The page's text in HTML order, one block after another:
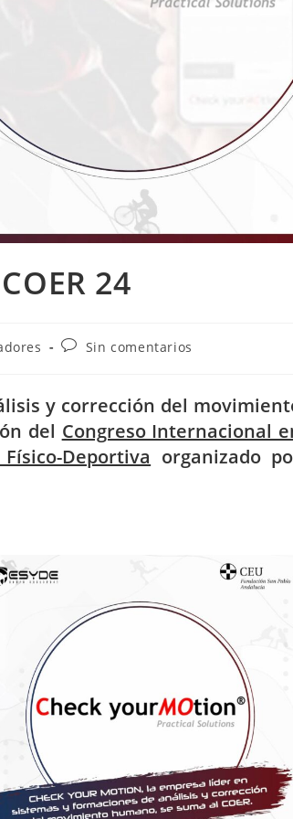
24
Sin comentarios
y corrección del
del Congreso Internacional
Deportiva organizado